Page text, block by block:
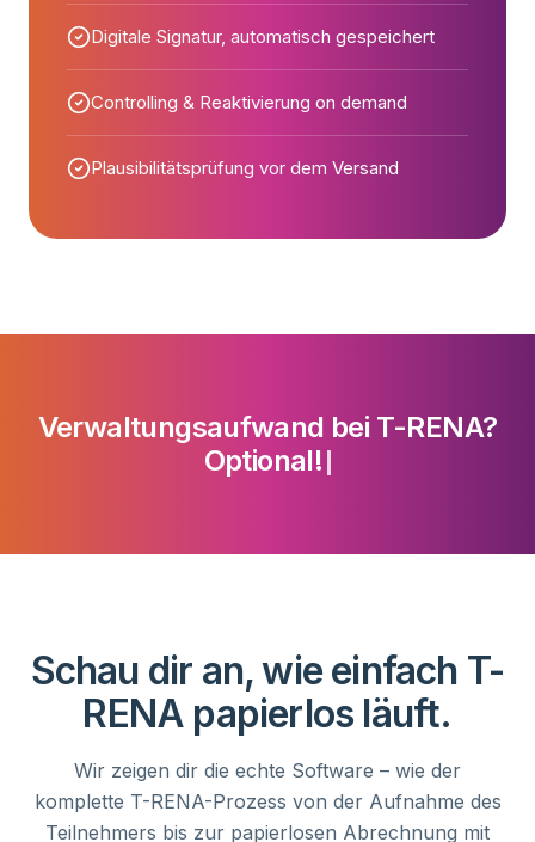
Digitale Signatur, automatisch gespeichert
Controlling & Reaktivierung on demand
Plausibilitätsprüfung vor dem Versand
Verwaltungsaufwand bei T-RENA?
Optional!
Schau dir an, wie einfach T-
RENA papierlos läuft.
Wir zeigen dir die echte Software – wie der
komplette T-RENA-Prozess von der Aufnahme des
Teilnehmers bis zur papierlosen Abrechnung mit